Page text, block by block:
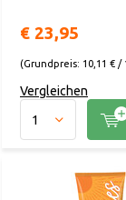
€ 23,95
(Grundpreis: 10,11 € /
Vergleichen